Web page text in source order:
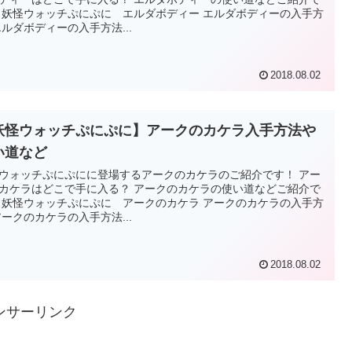
妖怪ウォッチぷにぷに エルダボディー エルダボディーの入手方
ダボディーの入手方法...
2018.08.02
怪ウォッチぷにぷに】アークのカケラ入手方法や
道など
ォッチぷにぷにに登場するアークのカケラのご紹介です！ アー
ケラはどこで手に入る？ アークのカケラの使い道などご紹介で
妖怪ウォッチぷにぷに アークのカケラ アークのカケラの入手方
クのカケラの入手方法...
2018.08.02
サーリンク